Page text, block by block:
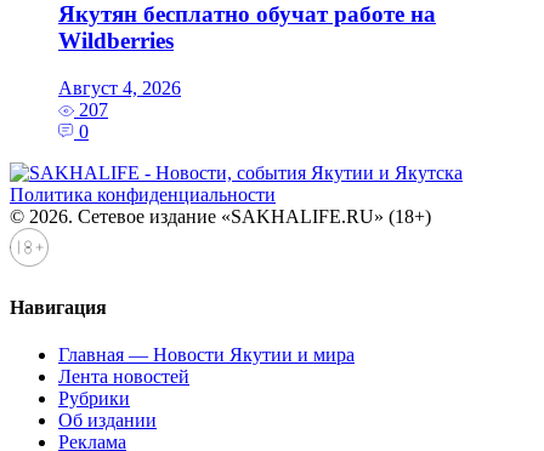
Якутян бесплатно обучат работе на
Wildberries
Август 4, 2026
207
0
Политика конфиденциальности
© 2026. Сетевое издание «SAKHALIFE.RU» (18+)
Навигация
Главная — Новости Якутии и мира
Лента новостей
Рубрики
Об издании
Реклама